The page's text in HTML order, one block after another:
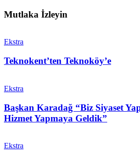
Mutlaka İzleyin
Ekstra
Teknokent’ten Teknoköy’e
Ekstra
Başkan Karadağ “Biz Siyaset
Hizmet Yapmaya Geldik”
Ekstra